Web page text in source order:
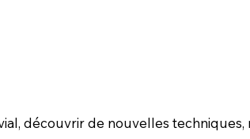
découvrir de nouvelles